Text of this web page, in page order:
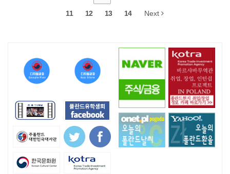
11 12 13 14 Next